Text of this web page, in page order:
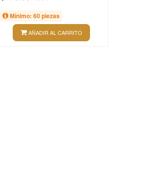
Mínimo: 60 piezas
AÑADIR AL CARRITO